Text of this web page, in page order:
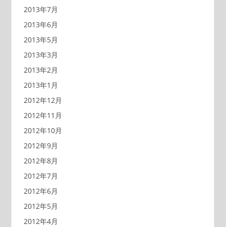
2013年7月
2013年6月
2013年5月
2013年3月
2013年2月
2013年1月
2012年12月
2012年11月
2012年10月
2012年9月
2012年8月
2012年7月
2012年6月
2012年5月
2012年4月